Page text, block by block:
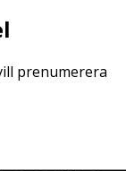
prenumerera